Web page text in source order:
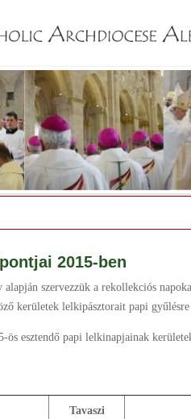
2015-ben
alapján szervezzük a rekollekciós
kerületek lelkipásztorait papi
ös esztendő papi lelkinapjainak
Tavaszi